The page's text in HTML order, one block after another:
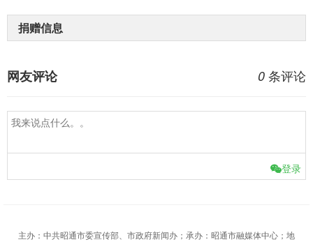
捐赠信息
0 条评论
网友评论
登录
主办：中共昭通市委宣传部、市政府新闻办；承办：昭通市融媒体中心；地